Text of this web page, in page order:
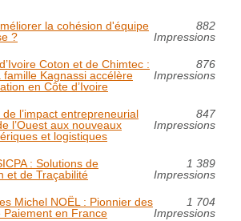
la cohésion d'équipe
?
882
Impressions
Coton et de Chimtec :
famille Kagnassi accélère
en Côte d’Ivoire
876
Impressions
l’impact entrepreneurial
l’Ouest aux nouveaux
et logistiques
847
Impressions
: Solutions de
et de Traçabilité
1 389
Impressions
Michel NOËL : Pionnier des
Paiement en France
1 704
Impressions